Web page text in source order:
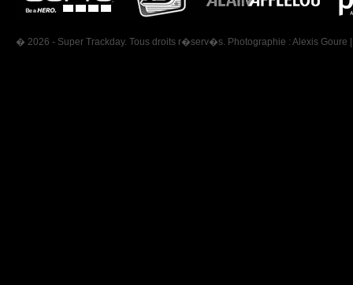
� 2026 - Super Trackday. Tous droits r�serv�s. Photographie : Alexis Goure